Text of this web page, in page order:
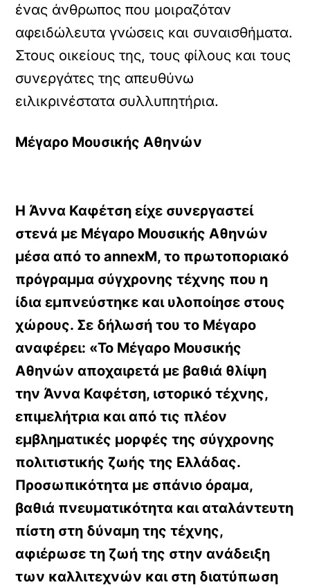
ένας άνθρωπος που μοιραζόταν
αφειδώλευτα γνώσεις και συναισθήματα.
Στους οικείους της, τους φίλους και τους
συνεργάτες της απευθύνω
ειλικρινέστατα συλλυπητήρια.
Μέγαρο Μουσικής Αθηνών
Η Άννα Καφέτση είχε συνεργαστεί
στενά με Μέγαρο Μουσικής Αθηνών
μέσα από το annexM, το πρωτοποριακό
πρόγραμμα σύγχρονης τέχνης που η
ίδια εμπνεύστηκε και υλοποίησε στους
χώρους. Σε δήλωσή του το Μέγαρο
αναφέρει: «Το Μέγαρο Μουσικής
Αθηνών αποχαιρετά με βαθιά θλίψη
την Άννα Καφέτση, ιστορικό τέχνης,
επιμελήτρια και από τις πλέον
εμβληματικές μορφές της σύγχρονης
πολιτιστικής ζωής της Ελλάδας.
Προσωπικότητα με σπάνιο όραμα,
βαθιά πνευματικότητα και αταλάντευτη
πίστη στη δύναμη της τέχνης,
αφιέρωσε τη ζωή της στην ανάδειξη
των καλλιτεχνών και στη διατύπωση